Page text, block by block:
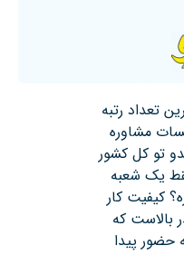
تعداد رتبه
مشاوره
تو کل کشور
یک شعبه
کیفیت کار
بالاست که
حضور پیدا